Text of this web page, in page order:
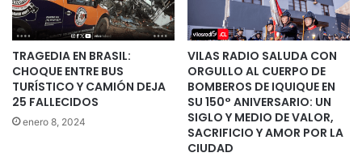
TRAGEDIA EN BRASIL:
CHOQUE ENTRE BUS
TURÍSTICO Y CAMIÓN DEJA
25 FALLECIDOS
enero 8, 2024
VILAS RADIO SALUDA CON
ORGULLO AL CUERPO DE
BOMBEROS DE IQUIQUE EN
SU 150° ANIVERSARIO: UN
SIGLO Y MEDIO DE VALOR,
SACRIFICIO Y AMOR POR LA
CIUDAD